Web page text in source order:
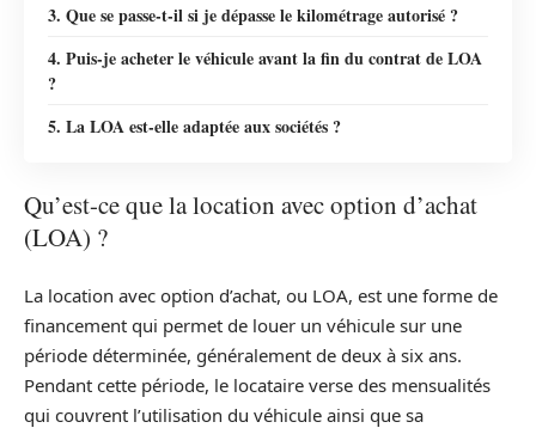
3. Que se passe-t-il si je dépasse le kilométrage autorisé ?
4. Puis-je acheter le véhicule avant la fin du contrat de LOA
?
5. La LOA est-elle adaptée aux sociétés ?
Qu’est-ce que la location avec option d’achat
(LOA) ?
La location avec option d’achat, ou LOA, est une forme de
financement qui permet de louer un véhicule sur une
période déterminée, généralement de deux à six ans.
Pendant cette période, le locataire verse des mensualités
qui couvrent l’utilisation du véhicule ainsi que sa